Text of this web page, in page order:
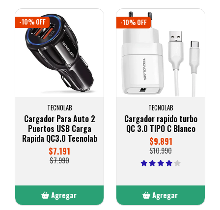
-10% OFF
TECNOLAB
Cargador Para Auto 2
Puertos USB Carga
Rapida QC3.0 Tecnolab
$7.191
$7.990
Agregar
-10% OFF
TECNOLAB
Cargador rapido turbo
QC 3.0 TIPO C Blanco
$9.891
$10.990
Agregar